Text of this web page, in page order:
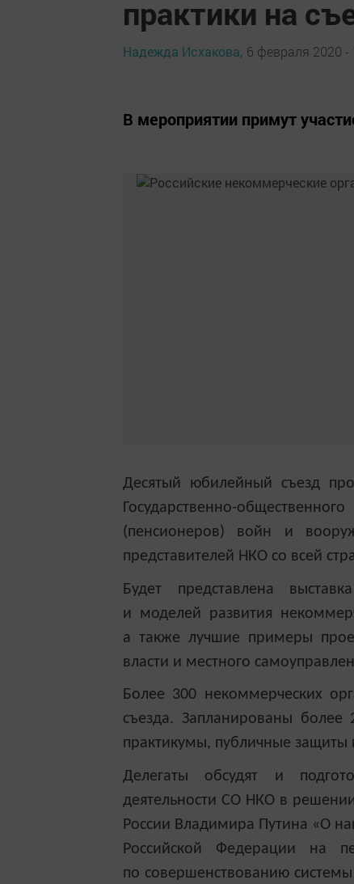
практики на
Надежда Исхакова, 6 февраля 2020 -
В мероприятии примут
Десятый юбилейный съезд
Государственно-
(пенсионеров) войн и
представителей НКО со всей
Будет представлена
и моделей развития
а также лучшие примеры
власти и местного
Более 300 некоммерческих
съезда. Запланированы
практикумы, публичные защиты
Делегаты обсудят и
деятельности СО НКО в
России Владимира Путина «О
Российской Федерации на
по совершенствованию